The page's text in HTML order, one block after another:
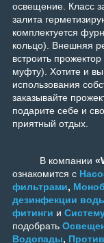
освещение. Класс
залита
комплектуется
кольцо). Внешняя
встроить
муфту). Хотите и
использования
заказывайте
подарите себе и
приятный отдых.
В компании
ознакомится с
фильтрами,
дезинфекции
фитинги и
подобрать
Водопады,